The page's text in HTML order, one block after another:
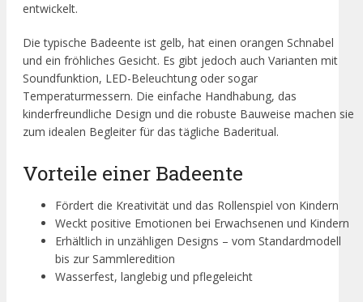
entwickelt.
Die typische Badeente ist gelb, hat einen orangen Schnabel
und ein fröhliches Gesicht. Es gibt jedoch auch Varianten mit
Soundfunktion, LED-Beleuchtung oder sogar
Temperaturmessern. Die einfache Handhabung, das
kinderfreundliche Design und die robuste Bauweise machen sie
zum idealen Begleiter für das tägliche Baderitual.
Vorteile einer Badeente
Fördert die Kreativität und das Rollenspiel von Kindern
Weckt positive Emotionen bei Erwachsenen und Kindern
Erhältlich in unzähligen Designs – vom Standardmodell
bis zur Sammleredition
Wasserfest, langlebig und pflegeleicht